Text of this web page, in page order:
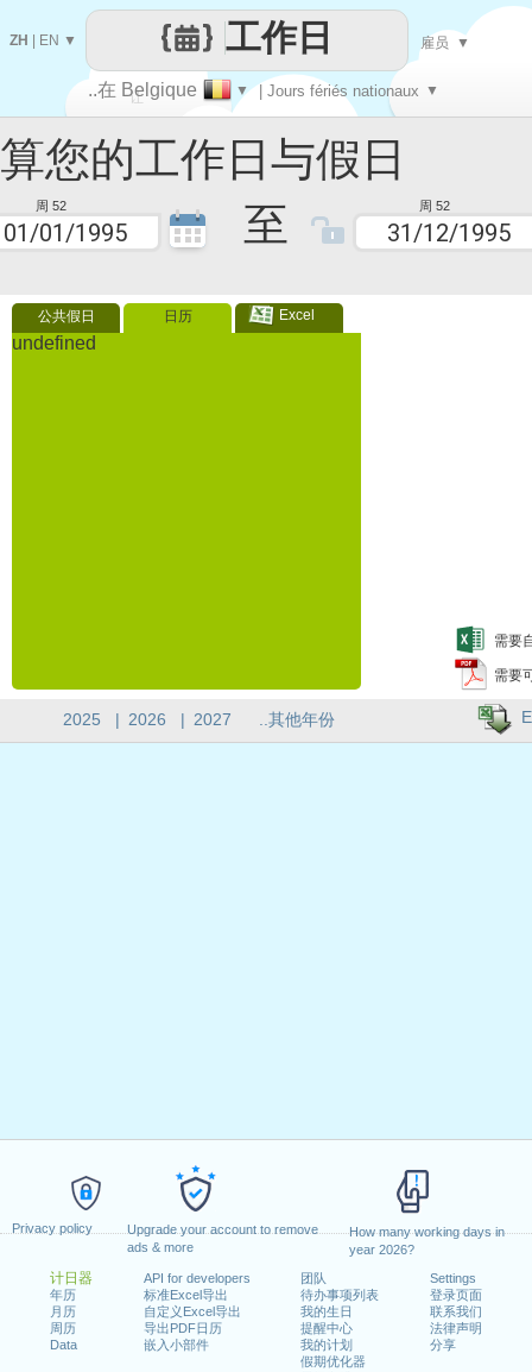
Privacy policy
Upgrade your account to remove
ads & more
How many working days in
year 2026?
计日器
年历
月历
周历
Data
API for developers
标准Excel导出
自定义Excel导出
导出PDF日历
嵌入小部件
团队
待办事项列表
我的生日
提醒中心
我的计划
假期优化器
Settings
登录页面
联系我们
法律声明
分享
工作日与假日
周 52 至 周 52
公共假日 日历 Excel
undefined
需要
需要
让
每一天
..在 Belgique ▼ | Jours fériés nationaux ▼
工作日
ZH EN ▼ 雇员 ▼
2025 | 2026 | 2027 ..其他年份